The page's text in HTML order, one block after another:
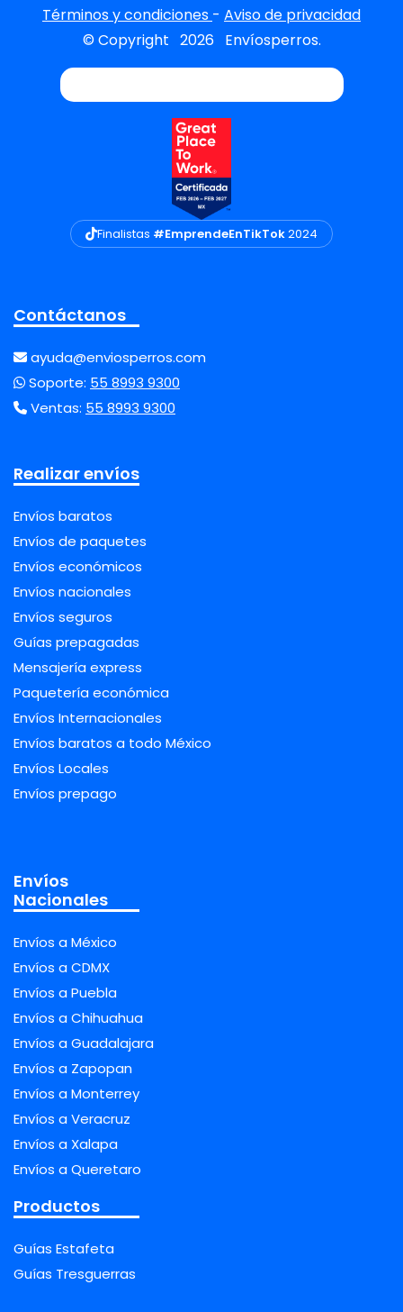
Términos y condiciones - Aviso de privacidad
© Copyright 2026 Envíosperros.
Finalistas #EmprendeEnTikTok2024
Contáctanos
ayuda@enviosperros.com
Soporte: 55 8993 9300
Ventas: 55 8993 9300
Realizar envíos
Envíos baratos
Envíos de paquetes
Envíos económicos
Envíos nacionales
Envíos seguros
Guías prepagadas
Mensajería express
Paquetería económica
Envíos Internacionales
Envíos baratos a todo México
Envíos Locales
Envíos prepago
Envíos
Nacionales
Envíos a México
Envíos a CDMX
Envíos a Puebla
Envíos a Chihuahua
Envíos a Guadalajara
Envíos a Zapopan
Envíos a Monterrey
Envíos a Veracruz
Envíos a Xalapa
Envíos a Queretaro
Productos
Guías Estafeta
Guías Tresguerras